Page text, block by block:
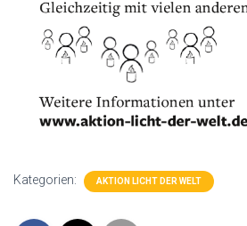
Kategorien: AKTION LICHT DER WELT